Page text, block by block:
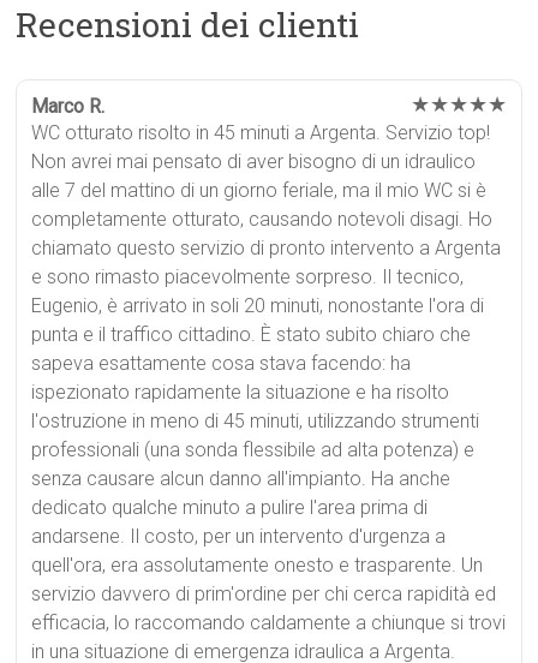
Recensioni dei clienti
Marco R. ★★★★★
WC otturato risolto in 45 minuti a Argenta. Servizio top!
Non avrei mai pensato di aver bisogno di un idraulico
alle 7 del mattino di un giorno feriale, ma il mio WC si è
completamente otturato, causando notevoli disagi. Ho
chiamato questo servizio di pronto intervento a Argenta
e sono rimasto piacevolmente sorpreso. Il tecnico,
Eugenio, è arrivato in soli 20 minuti, nonostante l'ora di
punta e il traffico cittadino. È stato subito chiaro che
sapeva esattamente cosa stava facendo: ha
ispezionato rapidamente la situazione e ha risolto
l'ostruzione in meno di 45 minuti, utilizzando strumenti
professionali (una sonda flessibile ad alta potenza) e
senza causare alcun danno all'impianto. Ha anche
dedicato qualche minuto a pulire l'area prima di
andarsene. Il costo, per un intervento d'urgenza a
quell'ora, era assolutamente onesto e trasparente. Un
servizio davvero di prim'ordine per chi cerca rapidità ed
efficacia, lo raccomando caldamente a chiunque si trovi
in una situazione di emergenza idraulica a Argenta.